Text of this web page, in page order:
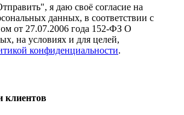
я даю своё согласие на
данных, в соответствии с
от 27.07.2006 года 152-ФЗ О
на условиях и для целей,
конфиденциальности.
клиентов